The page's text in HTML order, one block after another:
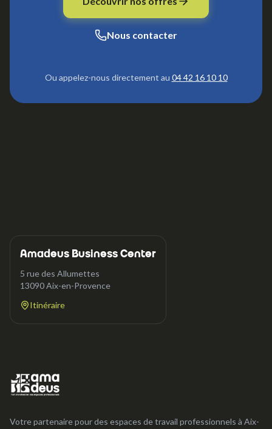
Nous contacter
Ou appelez-nous directement au 04 42 16 10 10
Amadeus Business Center
5 rue des Allumettes
13090Aix-en-Provence
Itinéraire
Votre partenaire pour des espaces de travail professionnels à Aix-